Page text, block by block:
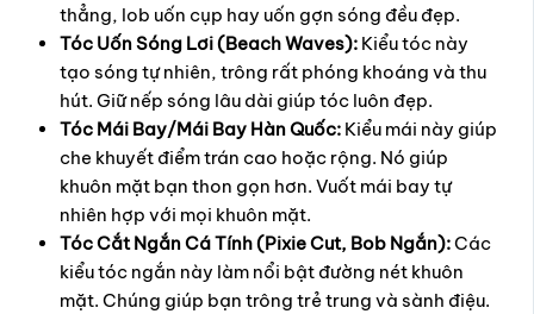
thẳng, lob uốn cụp hay uốn gợn sóng đều đẹp.
Tóc Uốn Sóng Lơi (Beach Waves): Kiểu tóc này
tạo sóng tự nhiên, trông rất phóng khoáng và thu
hút. Giữ nếp sóng lâu dài giúp tóc luôn đẹp.
Tóc Mái Bay/Mái Bay Hàn Quốc: Kiểu mái này giúp
che khuyết điểm trán cao hoặc rộng. Nó giúp
khuôn mặt bạn thon gọn hơn. Vuốt mái bay tự
nhiên hợp với mọi khuôn mặt.
Tóc Cắt Ngắn Cá Tính (Pixie Cut, Bob Ngắn):Các
kiểu tóc ngắn này làm nổi bật đường nét khuôn
mặt. Chúng giúp bạn trông trẻ trung và sành điệu.